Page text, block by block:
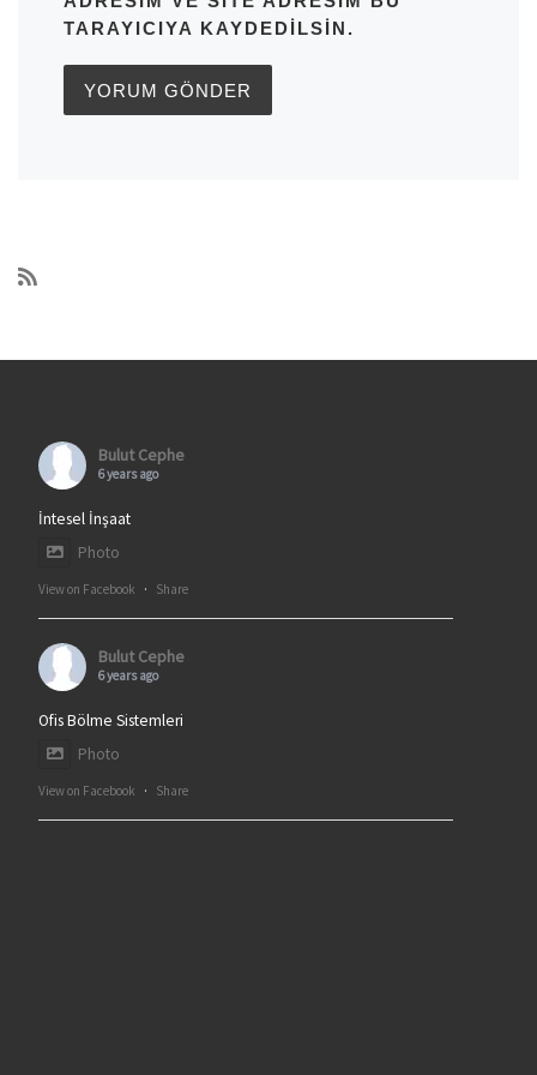
TARAYICIYA KAYDEDILSIN.
Bulut Cephe
6 years ago
İntesel İnşaat
Photo
View on Facebook · Share
Bulut Cephe
6 years ago
Ofis Bölme Sistemleri
Photo
View on Facebook · Share